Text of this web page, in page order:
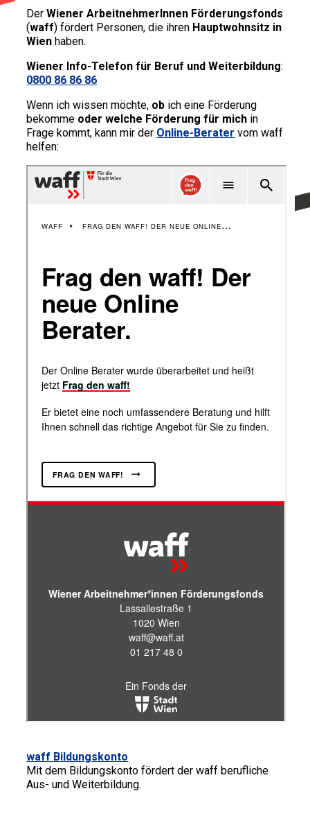
DerWiener ArbeitnehmerInnen Förderungsfonds
(waff) fördert Personen, die ihren Hauptwohnsitz in
Wien haben.
Wiener Info-Telefon für Beruf und Weiterbildung:
0800 86 86 86
Wenn ich wissen möchte, ob ich eine Förderung
bekomme oder welche Förderung für mich in
Frage kommt, kann mir der Online-Berater vom waff
helfen:
waff Bildungskonto
Mit dem Bildungskonto fördert der waff berufliche
Aus- und Weiterbildung.